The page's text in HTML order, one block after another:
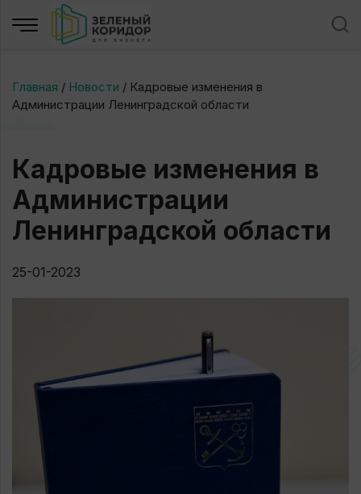
Главная / Новости / Кадровые изменения в
Администрации Ленинградской области
Кадровые изменения в
Администрации
Ленинградской области
25-01-2023